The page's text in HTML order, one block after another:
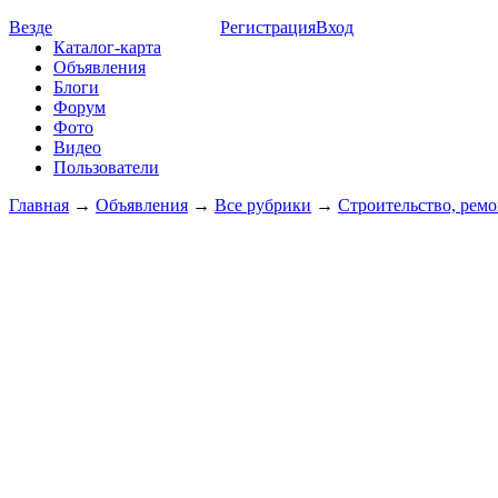
Везде РегистрацияВход
Каталог-карта
Объявления
Блоги
Форум
Фото
Видео
Пользователи
Главная → Объявления → Все рубрики → Строительство,